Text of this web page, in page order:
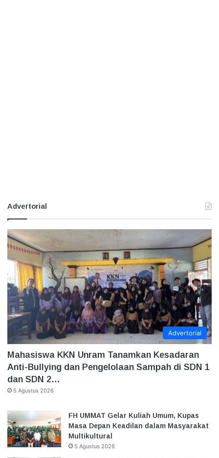
Advertorial
Advertorial
Mahasiswa KKN Unram Tanamkan Kesadaran
Anti-Bullying dan Pengelolaan Sampah di SDN 1
dan SDN 2…
5 Agustus 2026
FH UMMAT Gelar Kuliah Umum, Kupas
Masa Depan Keadilan dalam Masyarakat
Multikultural
5 Agustus 2026